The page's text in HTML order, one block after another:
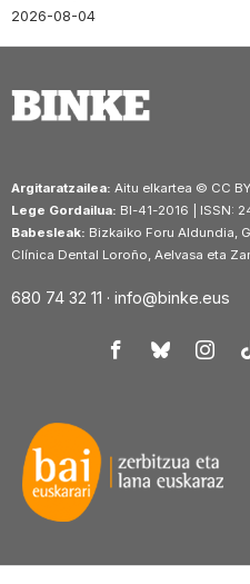
2026-08-04
Argitaratzailea: Aitu elkartea © CC
Lege Gordailua: BI-41-2016 | ISSN:
Babesleak: Bizkaiko Foru Aldundia,
Clínica Dental Loroño, Aelvasa eta
680 74 32 11 · info@binke.eus